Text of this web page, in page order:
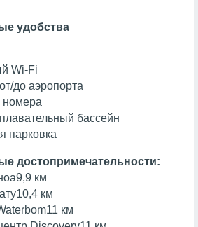
удобства
Wi-Fi
до аэропорта
бассейн
парковка
достопримечательности:
9,9 км
10,4 км
11 км